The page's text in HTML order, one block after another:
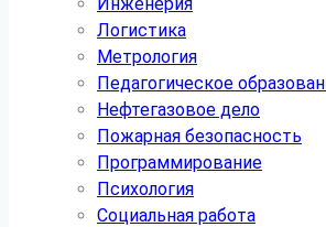
Логистика
Метрология
Педагогическое
Нефтегазовое дело
Пожарная безопасность
Программирование
Психология
Социальная работа